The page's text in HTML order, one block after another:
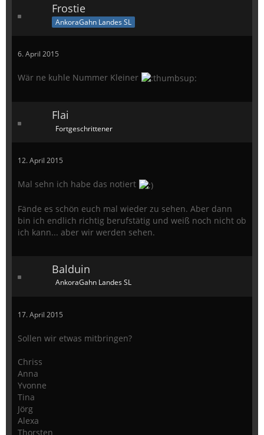
Frostie
AnkoraGahn Landes SL
6. April 2015
Wär ne kuhle Nummer Kleiner
Flai
Fortgeschrittener
12. April 2015
Mal sehn ich habe das notiert
Fände es schön euch mal wieder zu sehen. Aber dann
bin ich endlich richtig berufstätig und weiß noch nicht ob
ich kann... aber wir werden sehen.
Balduin
AnkoraGahn Landes SL
17. April 2015
Sollen wir etwas mitbringen?
Chriss
Anna
Yvonne
Tina
Jörg
Alexa
Thorsten